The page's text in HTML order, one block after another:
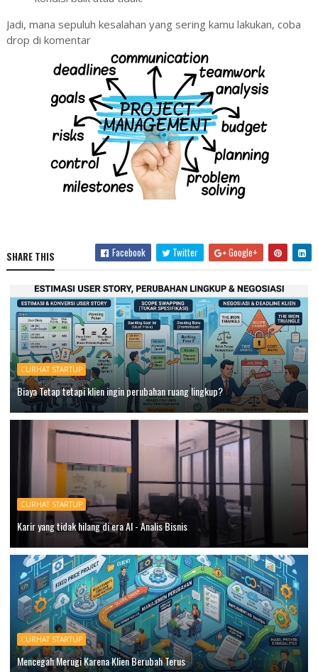
Jadi, mana sepuluh kesalahan yang sering kamu lakukan, coba
drop di komentar
SHARE THIS Facebook Twitter Google+
CURHAT STARTUP
Biaya Tetap tetapi klien ingin perubahan ruang lingkup?
CURHAT STARTUP
Karir yang tidak hilang di era AI - Analis Bisnis
CURHAT STARTUP
Mencegah Merugi Karena Klien Berubah Terus